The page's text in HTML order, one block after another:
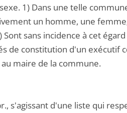
1) Dans une telle
un homme, une
Sont sans incidence à cet
de constitution d'un exécutif
maire de la commune.
s'agissant d'une liste qui